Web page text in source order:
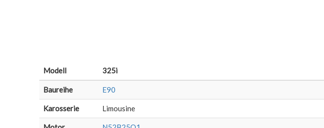
Modell 325i
Baureihe E90
Karosserie Limousine